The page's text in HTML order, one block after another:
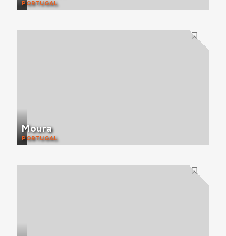
PORTUGAL
Moura
PORTUGAL